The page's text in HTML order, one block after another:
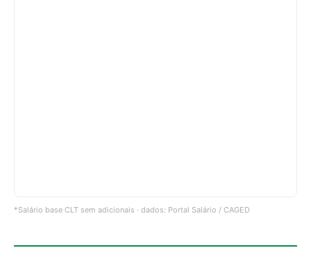
*Salário base CLT sem adicionais · dados: Portal Salário / CAGED